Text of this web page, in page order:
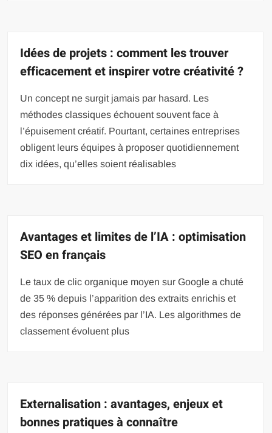
Idées de projets : comment les trouver
efficacement et inspirer votre créativité ?
Un concept ne surgit jamais par hasard. Les
méthodes classiques échouent souvent face à
l’épuisement créatif. Pourtant, certaines entreprises
obligent leurs équipes à proposer quotidiennement
dix idées, qu’elles soient réalisables
Avantages et limites de l’IA : optimisation
SEO en français
Le taux de clic organique moyen sur Google a chuté
de 35 % depuis l’apparition des extraits enrichis et
des réponses générées par l’IA. Les algorithmes de
classement évoluent plus
Externalisation : avantages, enjeux et
bonnes pratiques à connaître